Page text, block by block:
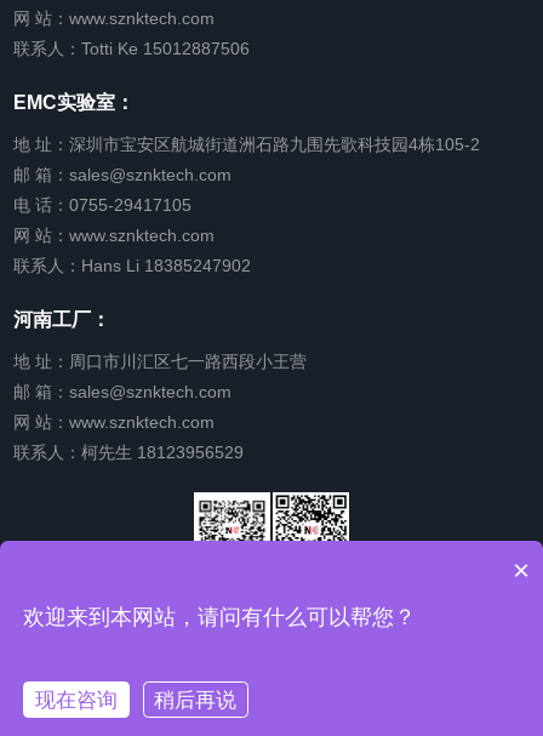
网 站：www.sznktech.com
联系人：Totti Ke 15012887506
EMC实验室：
地 址：深圳市宝安区航城街道洲石路九围先歌科技园4栋105-2
邮 箱：sales@sznktech.com
电 话：0755-29417105
网 站：www.sznktech.com
联系人：Hans Li 18385247902
河南工厂：
地 址：周口市川汇区七一路西段小王营
邮 箱：sales@sznktech.com
网 站：www.sznktech.com
联系人：柯先生 18123956529
号
视频号
Copyright © 2024 深圳市南柯电子科技有限公司
×
欢迎来到本网站，请问有什么可以帮您？
现在咨询
稍后再说
在线咨询